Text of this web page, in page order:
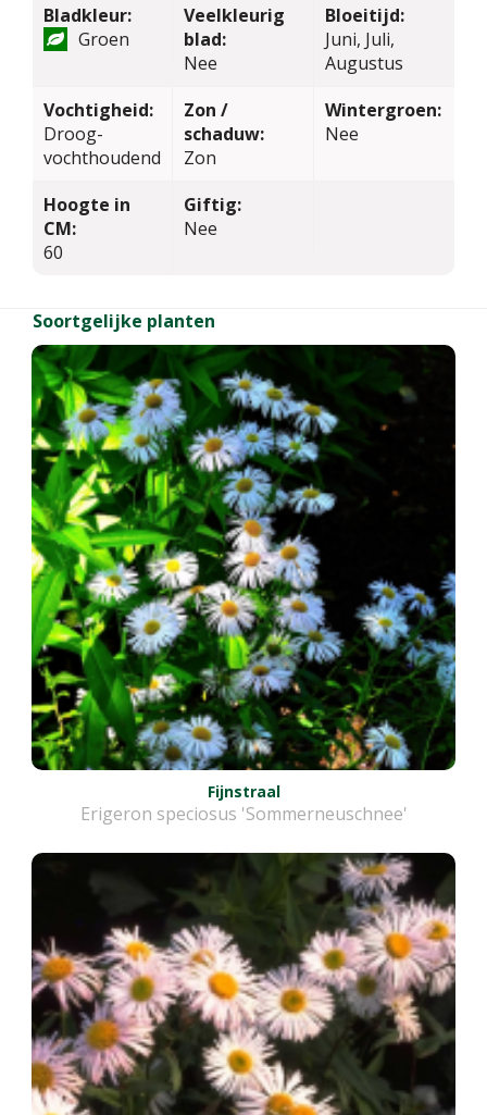
Bladkleur:
Groen
Veelkleurig
blad:
Nee
Bloeitijd:
Juni, Juli,
Augustus
Vochtigheid:
Droog-
vochthoudend
Zon /
schaduw:
Zon
Wintergroen:
Nee
Hoogte in
CM:
60
Giftig:
Nee
Soortgelijke planten
Fijnstraal
Erigeron speciosus 'Sommerneuschnee'